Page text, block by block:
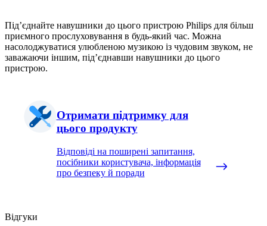
Під’єднайте навушники до цього пристрою Philips для більш
приємного прослуховування в будь-який час. Можна
насолоджуватися улюбленою музикою із чудовим звуком, не
заважаючи іншим, під’єднавши навушники до цього
пристрою.
Отримати підтримку для
цього продукту
Відповіді на поширені запитання,
посібники користувача, інформація
про безпеку й поради
Відгуки